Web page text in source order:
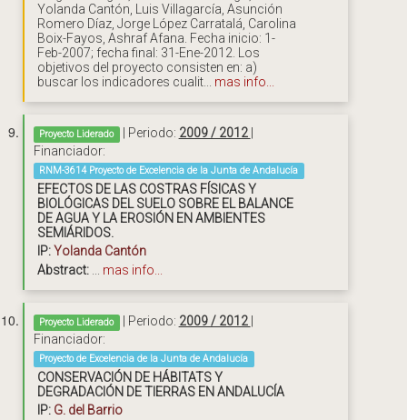
Yolanda Cantón, Luis Villagarcía, Asunción
Romero Díaz, Jorge López Carratalá, Carolina
Boix-Fayos, Ashraf Afana. Fecha inicio: 1-
Feb-2007; fecha final: 31-Ene-2012. Los
objetivos del proyecto consisten en: a)
buscar los indicadores cualit... mas info...
Proyecto Liderado | Periodo: 2009 / 2012
Financiador:
RNM-3614 Proyecto de Excelencia de la Junta de Andalucía
EFECTOS DE LAS COSTRAS FÍSICAS Y
BIOLÓGICAS DEL SUELO SOBRE EL BALANCE
DE AGUA Y LA EROSIÓN EN AMBIENTES
SEMIÁRIDOS.
IP:Yolanda Cantón
Abstract:
mas info...
Proyecto Liderado | Periodo: 2009 / 2012
Financiador:
Proyecto de Excelencia de la Junta de Andalucía
CONSERVACIÓN DE HÁBITATS Y
DEGRADACIÓN DE TIERRAS EN ANDALUCÍA
IP: G. del Barrio